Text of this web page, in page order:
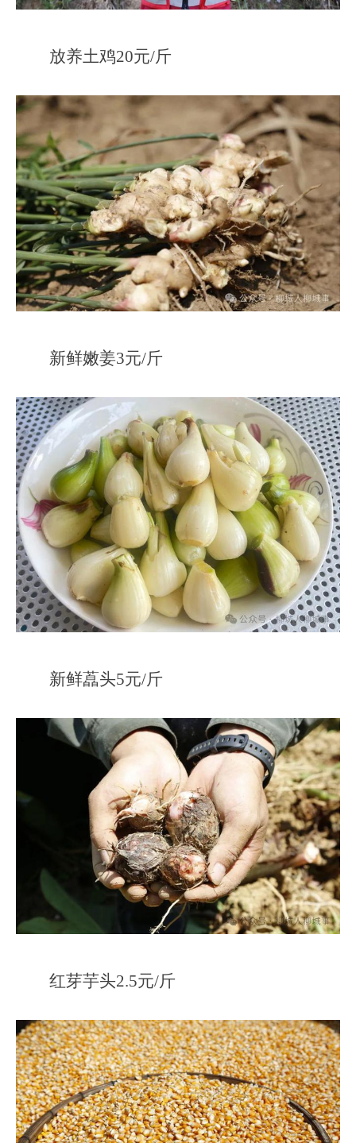
放养土鸡20元/斤
新鲜嫩姜3元/斤
新鲜藠头5元/斤
红芽芋头2.5元/斤